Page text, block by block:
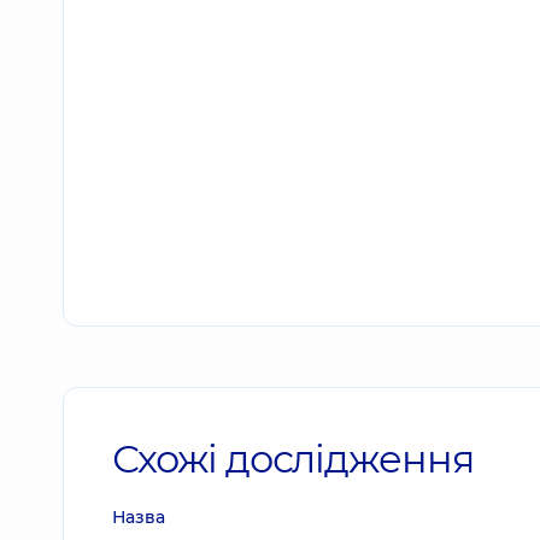
Схожі дослідження
Назва